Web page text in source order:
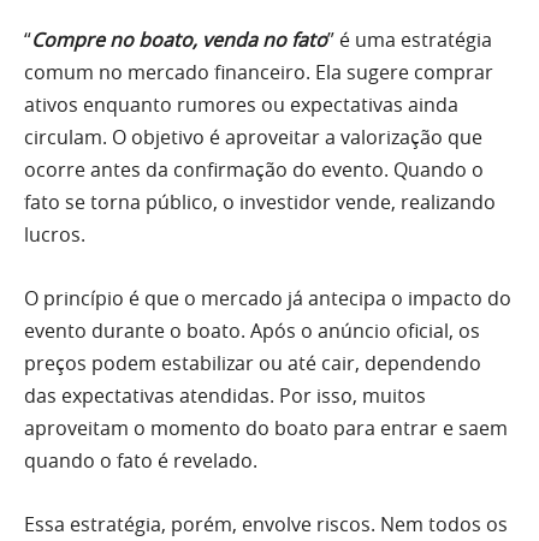
“Compre no boato, venda no fato” é uma estratégia
comum no mercado financeiro. Ela sugere comprar
ativos enquanto rumores ou expectativas ainda
circulam. O objetivo é aproveitar a valorização que
ocorre antes da confirmação do evento. Quando o
fato se torna público, o investidor vende, realizando
lucros.
O princípio é que o mercado já antecipa o impacto do
evento durante o boato. Após o anúncio oficial, os
preços podem estabilizar ou até cair, dependendo
das expectativas atendidas. Por isso, muitos
aproveitam o momento do boato para entrar e saem
quando o fato é revelado.
Essa estratégia, porém, envolve riscos. Nem todos os